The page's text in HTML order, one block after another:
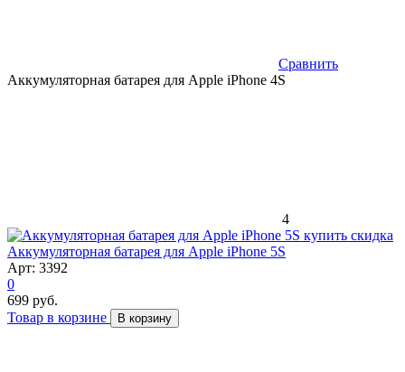
Сравнить
Аккумуляторная батарея для Apple iPhone 4S
4
скидка
Аккумуляторная батарея для Apple iPhone 5S
Арт: 3392
0
699 руб.
Товар в корзине
В корзину